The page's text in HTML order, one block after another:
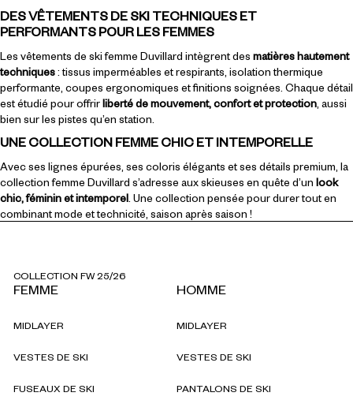
DES VÊTEMENTS DE SKI TECHNIQUES ET
PERFORMANTS POUR LES FEMMES
Les vêtements de ski femme Duvillard intègrent des matières hautement
techniques: tissus imperméables et respirants, isolation thermique
performante, coupes ergonomiques et finitions soignées. Chaque détail
est étudié pour offrirliberté de mouvement, confort et protection , aussi
bien sur les pistes qu’en station.
UNE COLLECTION FEMME CHIC ET INTEMPORELLE
Avec ses lignes épurées, ses coloris élégants et ses détails premium, la
collection femme Duvillard s’adresse aux skieuses en quête d’un look
chic, féminin et intemporel . Une collection pensée pour durer tout en
combinant mode et technicité, saison après saison !
COLLECTION FW 25/26
FEMME
MIDLAYER
VESTES DE SKI
FUSEAUX DE SKI
HOMME
MIDLAYER
VESTES DE SKI
PANTALONS DE SKI